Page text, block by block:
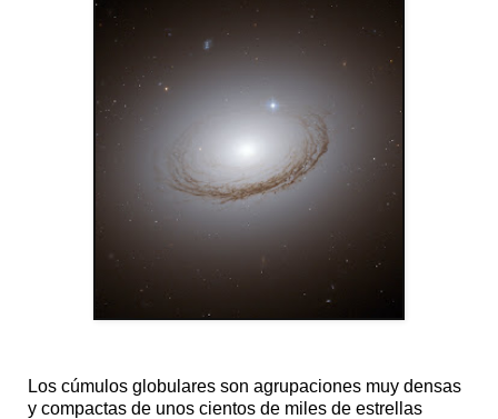
Los cúmulos globulares son agrupaciones muy densas
y compactas de unos cientos de miles de estrellas